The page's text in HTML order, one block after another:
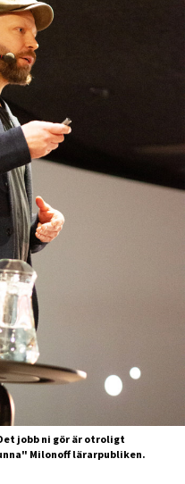
jobb ni gör är otroligt
Milonoff lärarpubliken.